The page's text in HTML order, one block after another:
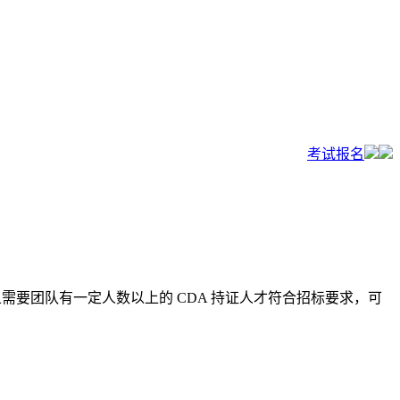
考试报名
要团队有一定人数以上的 CDA 持证人才符合招标要求，可